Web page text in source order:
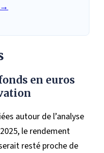
→
en euros
autour de l’analyse
le rendement
resté proche de